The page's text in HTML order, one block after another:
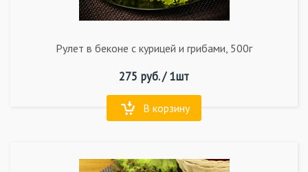
Рулет в беконе с курицей и грибами, 500г
275 руб. /1шт
В корзину